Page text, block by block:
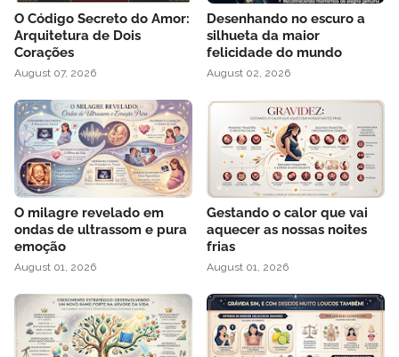
O Código Secreto do Amor:
Arquitetura de Dois
Corações
August 07, 2026
Desenhando no escuro a
silhueta da maior
felicidade do mundo
August 02, 2026
O milagre revelado em
ondas de ultrassom e pura
emoção
August 01, 2026
Gestando o calor que vai
aquecer as nossas noites
frias
August 01, 2026